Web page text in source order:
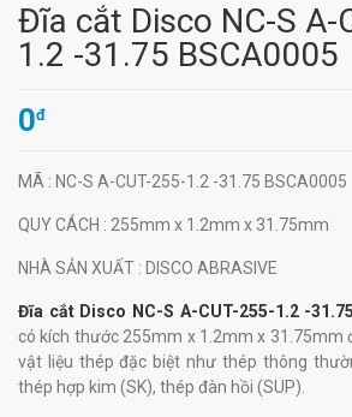
Đĩa cắt Disco NC-S A-
1.2 -31.75 BSCA0005
0đ
MÃ : NC-S A-CUT-255-1.2 -31.75 BSCA0005
QUY CÁCH : 255mm x 1.2mm x 31.75mm
NHÀ SẢN XUẤT : DISCO ABRASIVE
Đĩa cắt Disco NC-S A-CUT-255-1.2 -
có kích thước 255mm x 1.2mm x 31.75mm
vật liệu thép đặc biệt như thép thông
thép hợp kim (SK), thép đàn hồi (SUP).